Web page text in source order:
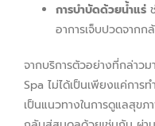
การบำบัดด้วยน้ำแร่
อาการเจ็บปวดจากก
จากบริการตัวอย่างที่กล่าวม
Spa ไม่ได้เป็นเพียงแค่การ
เป็นแนวทางในการดูแลสุข